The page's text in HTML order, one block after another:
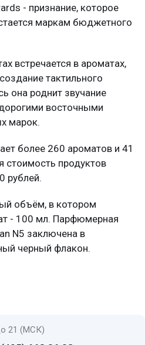
- признание, которое
маркам бюджетного
встречается в ароматах,
тактильного
она роднит звучание
восточными
марок.
более 260 ароматов и 41
стоимость продуктов
рублей.
объём, в котором
- 100 мл. Парфюмерная
N5 заключена в
черный флакон.
21 (МСК)